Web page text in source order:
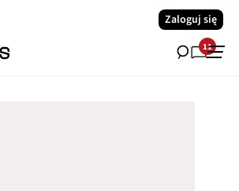
Zaloguj się
11